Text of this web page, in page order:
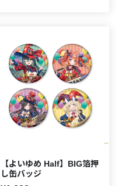
【よいゆめ Half】BIG箔押
し缶バッジ